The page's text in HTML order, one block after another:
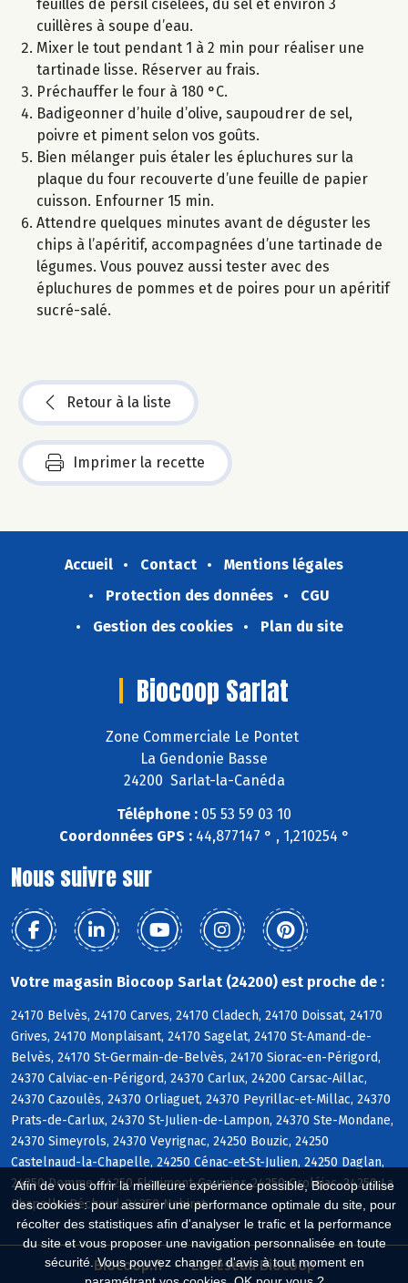
Afin de vous offrir la meilleure expérience possible, Biocoop utilise
des cookies : pour assurer une performance optimale du site, pour
récolter des statistiques afin d'analyser le trafic et la performance
du site et vous proposer une navigation personnalisée en toute
sécurité. Vous pouvez changer d'avis à tout moment en
feuilles de persil ciselées, du sel et environ 3
cuillères à soupe d’eau.
Mixer le tout pendant 1 à 2 min pour réaliser une
tartinade lisse. Réserver au frais.
Préchauffer le four à 180 °C.
Badigeonner d’huile d’olive, saupoudrer de sel,
poivre et piment selon vos goûts.
Bien mélanger puis étaler les épluchures sur la
plaque du four recouverte d’une feuille de papier
cuisson. Enfourner 15 min.
Attendre quelques minutes avant de déguster les
chips à l’apéritif, accompagnées d’une tartinade de
légumes. Vous pouvez aussi tester avec des
épluchures de pommes et de poires pour un apéritif
sucré-salé.
Retour à la liste
Imprimer la recette
Accueil Contact
Mentions légales
Protection des données
CGU
Gestion des cookies
Plan du site
Biocoop Sarlat
Zone Commerciale Le Pontet
La Gendonie Basse
24200 Sarlat-la-Canéda
Téléphone : 05 53 59 03 10
Coordonnées GPS :44,877147 ° , 1,210254 °
Nous suivre sur
Votre magasin Biocoop Sarlat (24200) est proche de :
24170 Belvès, 24170 Carves, 24170 Cladech, 24170 Doissat, 24170
Grives, 24170 Monplaisant, 24170 Sagelat, 24170 St-Amand-de-
Belvès, 24170 St-Germain-de-Belvès, 24170 Siorac-en-Périgord,
24370 Calviac-en-Périgord, 24370 Carlux, 24200 Carsac-Aillac,
24370 Cazoulès, 24370 Orliaguet, 24370 Peyrillac-et-Millac, 24370
Prats-de-Carlux, 24370 St-Julien-de-Lampon, 24370 Ste-Mondane,
24370 Simeyrols, 24370 Veyrignac, 24250 Bouzic, 24250
Castelnaud-la-Chapelle, 24250 Cénac-et-St-Julien, 24250 Daglan,
24250 Domme, 24250 Florimont-Gaumier, 24250 Groléjac, 24250 La
Chapelle-Péchaud, 24250 Nabirat
Biocoop.fr
Le réseau Biocoop